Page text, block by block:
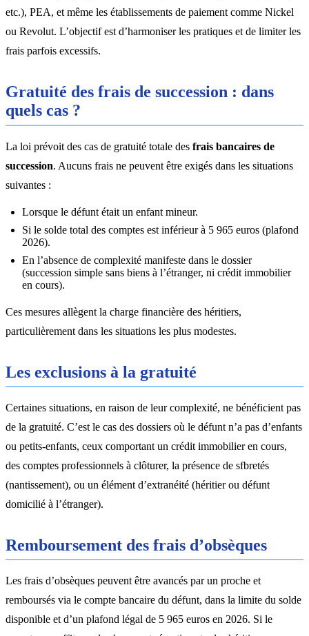
etc.), PEA, et même les établissements de paiement comme Nickel
ou Revolut. L’objectif est d’harmoniser les pratiques et de limiter les
frais parfois excessifs.
Gratuité des frais de succession : dans
quels cas ?
La loi prévoit des cas de gratuité totale des frais bancaires de
succession. Aucuns frais ne peuvent être exigés dans les situations
suivantes :
Lorsque le défunt était un enfant mineur.
Si le solde total des comptes est inférieur à 5 965 euros (plafond
2026).
En l’absence de complexité manifeste dans le dossier
(succession simple sans biens à l’étranger, ni crédit immobilier
en cours).
Ces mesures allègent la charge financière des héritiers,
particulièrement dans les situations les plus modestes.
Les exclusions à la gratuité
Certaines situations, en raison de leur complexité, ne bénéficient pas
de la gratuité. C’est le cas des dossiers où le défunt n’a pas d’enfants
ou petits-enfants, ceux comportant un crédit immobilier en cours,
des comptes professionnels à clôturer, la présence de sfbretés
(nantissement), ou un élément d’extranéité (héritier ou défunt
domicilié à l’étranger).
Remboursement des frais d’obsèques
Les frais d’obsèques peuvent être avancés par un proche et
remboursés via le compte bancaire du défunt, dans la limite du solde
disponible et d’un plafond légal de 5 965 euros en 2026. Si le